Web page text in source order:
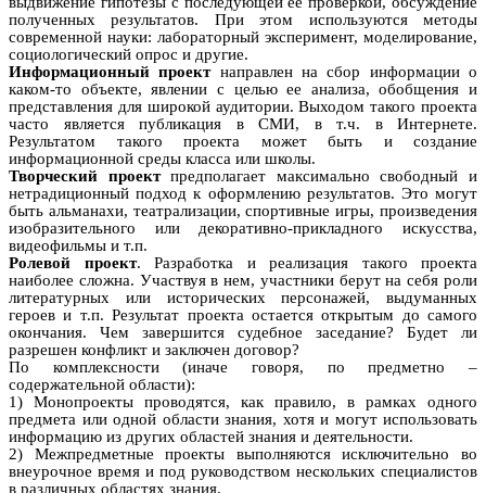
полученных результатов. При этом используются методы
современной науки: лабораторный эксперимент, моделирование,
социологический опрос и другие.
Информационный проектнаправлен на сбор информации о
каком-то объекте, явлении с целью ее анализа, обобщения и
представления для широкой аудитории. Выходом такого проекта
часто является публикация в СМИ, в т.ч. в Интернете.
Результатом такого проекта может быть и создание
информационной среды класса или школы.
Творческий проектпредполагает максимально свободный и
нетрадиционный подход к оформлению результатов. Это могут
быть альманахи, театрализации, спортивные игры, произведения
изобразительного или декоративно-прикладного искусства,
видеофильмы и т.п.
Ролевой проект. Разработка и реализация такого проекта
наиболее сложна. Участвуя в нем, участники берут на себя роли
литературных или исторических персонажей, выдуманных
героев и т.п. Результат проекта остается открытым до самого
окончания. Чем завершится судебное заседание? Будет ли
разрешен конфликт и заключен договор?
По комплексности (иначе говоря, по предметно –
содержательной области):
1) Монопроекты проводятся, как правило, в рамках одного
предмета или одной области знания, хотя и могут использовать
информацию из других областей знания и деятельности.
2) Межпредметные проекты выполняются исключительно во
внеурочное время и под руководством нескольких специалистов
в различных областях знания.